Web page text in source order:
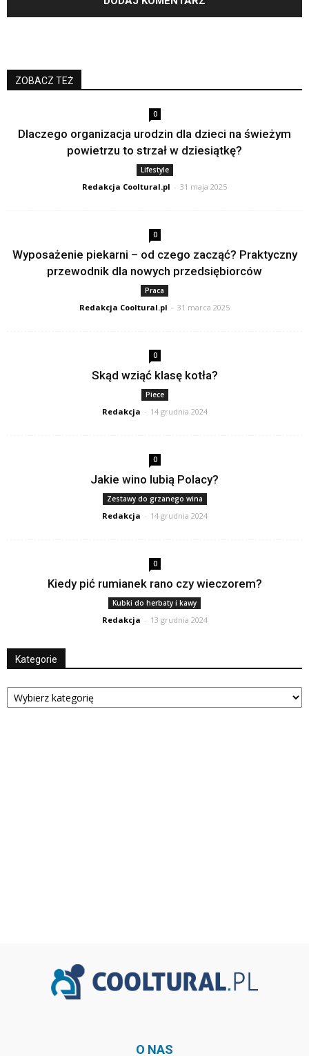
ZOBACZ TEŻ
0
Dlaczego organizacja urodzin dla dzieci na świeżym
powietrzu to strzał w dziesiątkę?
Lifestyle
Redakcja Cooltural.pl - 31 maja 2025
0
Wyposażenie piekarni – od czego zacząć? Praktyczny
przewodnik dla nowych przedsiębiorców
Praca
Redakcja Cooltural.pl - 31 marca 2025
0
Skąd wziąć klasę kotła?
Piece
Redakcja - 14 grudnia 2024
0
Jakie wino lubią Polacy?
Zestawy do grzanego wina
Redakcja - 14 grudnia 2024
0
Kiedy pić rumianek rano czy wieczorem?
Kubki do herbaty i kawy
Redakcja - 13 grudnia 2024
Kategorie
Kategorie
O NAS